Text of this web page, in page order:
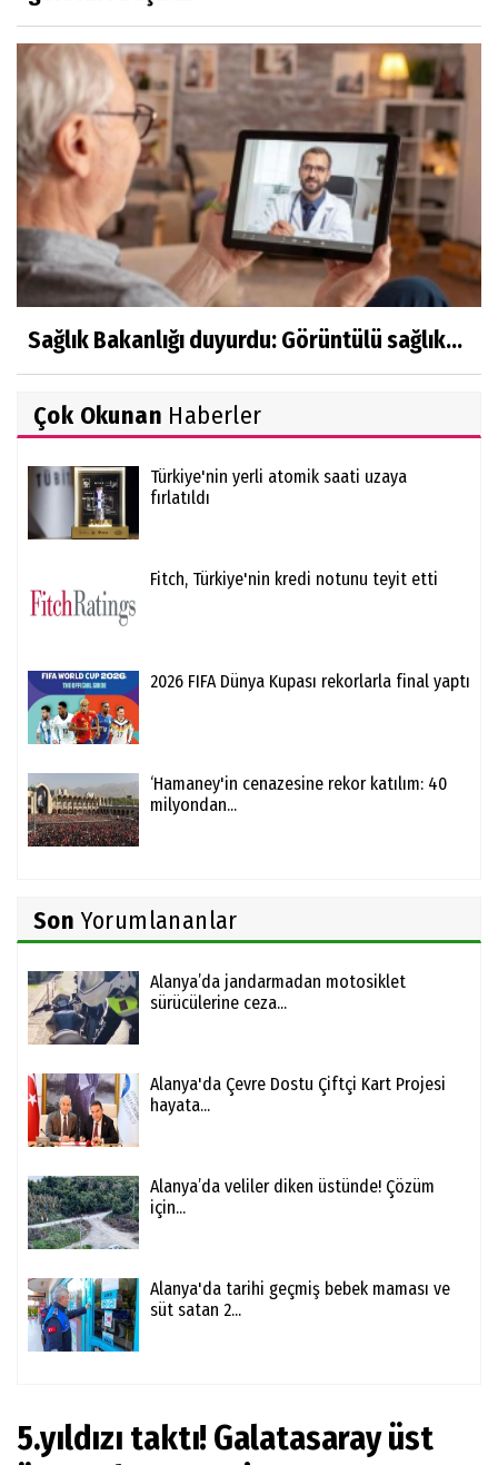
Sağlık Bakanlığı duyurdu: Görüntülü sağlık...
Çok Okunan Haberler
Türkiye'nin yerli atomik saati uzaya
fırlatıldı
Fitch, Türkiye'nin kredi notunu teyit etti
2026 FIFA Dünya Kupası rekorlarla final yaptı
‘Hamaney'in cenazesine rekor katılım: 40
milyondan...
Son Yorumlananlar
Alanya’da jandarmadan motosiklet
sürücülerine ceza...
Alanya'da Çevre Dostu Çiftçi Kart Projesi
hayata...
Alanya’da veliler diken üstünde! Çözüm
için...
Alanya'da tarihi geçmiş bebek maması ve
süt satan 2...
5.yıldızı taktı! Galatasaray üst